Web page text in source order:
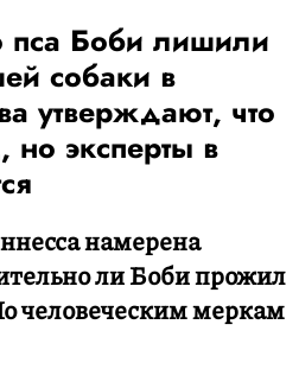
пса Боби лишили
собаки в
утверждают, что
эксперты в
намерена
ли Боби прожил
человеческим меркам